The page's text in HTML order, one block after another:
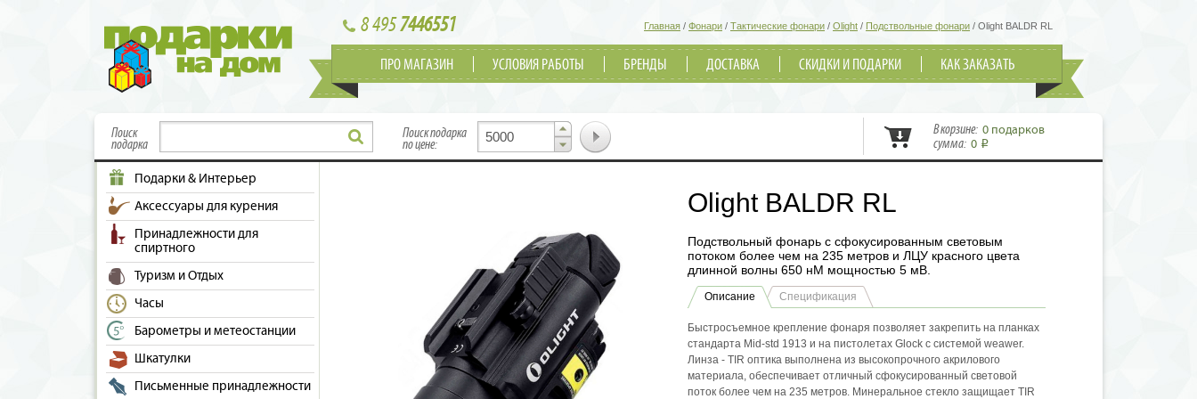
8 4957446551 Главная / Фонари / Тактические фонари / Olight / Подствольные фонари / Olight BALDR RL
ПРО МАГАЗИН УСЛОВИЯ РАБОТЫ БРЕНДЫ ДОСТАВКА СКИДКИ И ПОДАРКИ КАК ЗАКАЗАТЬ
Поиск
подарка
Поиск подарка
по цене:
В корзине: 0 подарков
сумма: 0 i
Подарки & Интерьер
Аксессуары для курения
Принадлежности для
спиртного
Туризм и Отдых
Часы
Барометры и метеостанции
Шкатулки
Письменные принадлежности
Olight BALDR RL
Подствольный фонарь с сфокусированным световым
потоком более чем на 235 метров и ЛЦУ красного цвета
длинной волны 650 нМ мощностью 5 мВ.
Описание Спецификация
Быстросъемное крепление фонаря позволяет закрепить на планках
стандарта Mid-std 1913 и на пистолетах Glock с системой weawer.
Линза - TIR оптика выполнена из высокопрочного акрилового
материала, обеспечивает отличный сфокусированный световой
поток более чем на 235 метров. Минеральное стекло защищает TIR